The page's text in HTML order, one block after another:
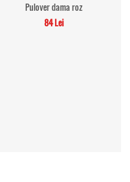
Pulover dama roz
84 Lei